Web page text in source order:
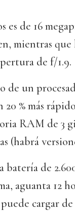
es de 16
mientras
de f/1.9.
de un
% más
RAM de 3
(habrá
batería de
aguanta 12
cargar